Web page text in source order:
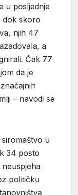
u posljednje
dok skoro
njih 47
a
Čak 77
da je
– navodi se
u
34 posto
političku